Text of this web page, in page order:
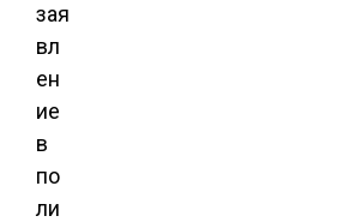
зая
вл
ен
ие
в
по
ли